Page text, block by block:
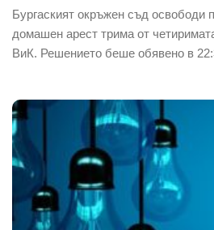
Бургаският окръжен съд освободи
домашен арест трима от
ВиК. Решението беше обявено в